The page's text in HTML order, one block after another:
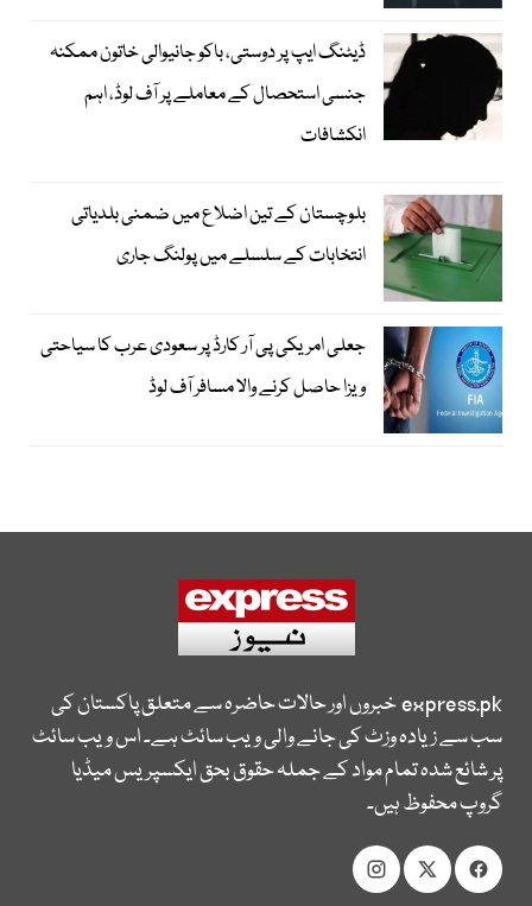
ڈیٹنگ ایپ پر دوستی، باکو جانیوالی خاتون ممکنہ
جنسی استحصال کے معاملے پر آف لوڈ، اہم
انکشافات
بلوچستان کے تین اضلاع میں ضمنی بلدیاتی
انتخابات کے سلسلے میں پولنگ جاری
جعلی امریکی پی آر کارڈ پر سعودی عرب کا سیاحتی
ویزا حاصل کرنے والا مسافر آف لوڈ
express.pkخبروں اور حالات حاضرہ سے متعلق پاکستان کی
سب سے زیادہ وزٹ کی جانے والی ویب سائٹ ہے۔ اس ویب سائٹ
پر شائع شدہ تمام مواد کے جملہ حقوق بحق ایکسپریس میڈیا
گروپ محفوظ ہیں۔